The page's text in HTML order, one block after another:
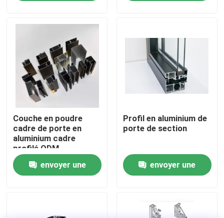
Visite d'usine
Contrôle de la qualité
Contact
nouvelles
Tous les cas
profils en aluminium pour des fenêtres et des portes
Couche en poudre
cadre de porte en
aluminium cadre
profilé ODM
envoyer une
Profil en aluminium de
porte de section
envoyer une